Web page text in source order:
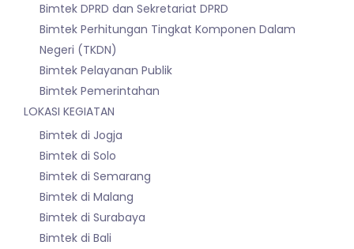
Bimtek DPRD dan Sekretariat DPRD
Bimtek Perhitungan Tingkat Komponen Dalam
Negeri (TKDN)
Bimtek Pelayanan Publik
Bimtek Pemerintahan
LOKASI KEGIATAN
Bimtek di Jogja
Bimtek di Solo
Bimtek di Semarang
Bimtek di Malang
Bimtek di Surabaya
Bimtek di Bali